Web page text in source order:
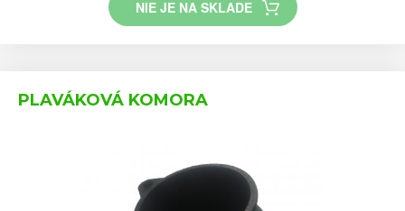
NIE JE NA SKLADE
PLAVÁKOVÁ KOMORA